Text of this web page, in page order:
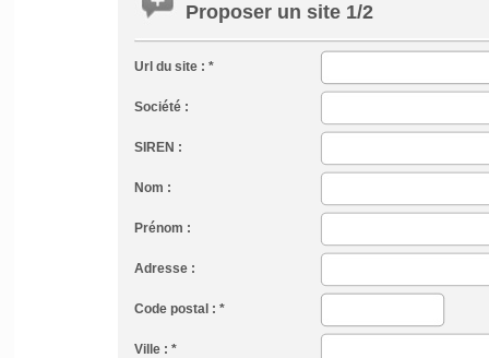
Proposer un site 1/2
Url du site : *
Société :
SIREN :
Nom :
Prénom :
Adresse :
Code postal : *
Ville : *